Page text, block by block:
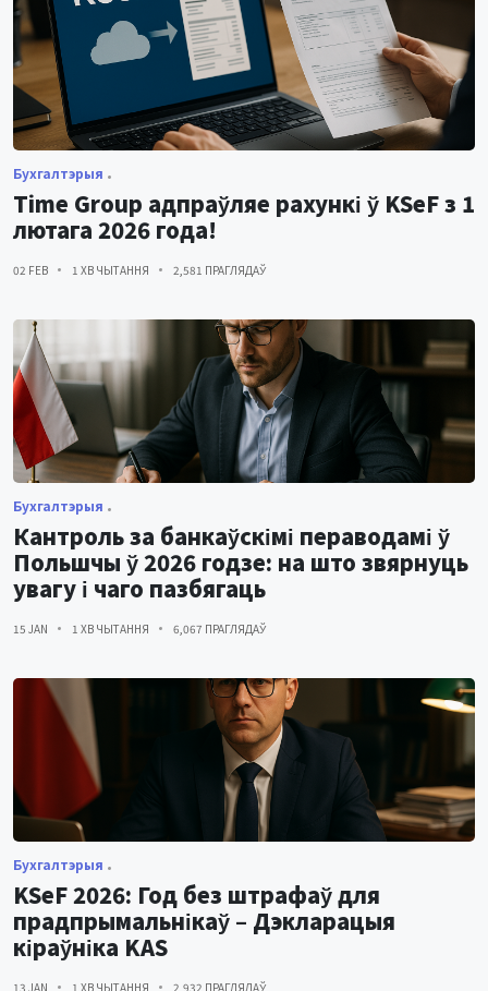
Бухгалтэрыя
Time Group адпраўляе рахункі ў KSeF з 1
лютага 2026 года!
02 FEB 1 ХВ ЧЫТАННЯ 2,581 ПРАГЛЯДАЎ
Бухгалтэрыя
Кантроль за банкаўскімі пераводамі ў
Польшчы ў 2026 годзе: на што звярнуць
увагу і чаго пазбягаць
15 JAN 1 ХВ ЧЫТАННЯ 6,067 ПРАГЛЯДАЎ
Бухгалтэрыя
KSeF 2026: Год без штрафаў для
прадпрымальнікаў – Дэкларацыя
кіраўніка KAS
13 JAN 1 ХВ ЧЫТАННЯ 2,932 ПРАГЛЯДАЎ